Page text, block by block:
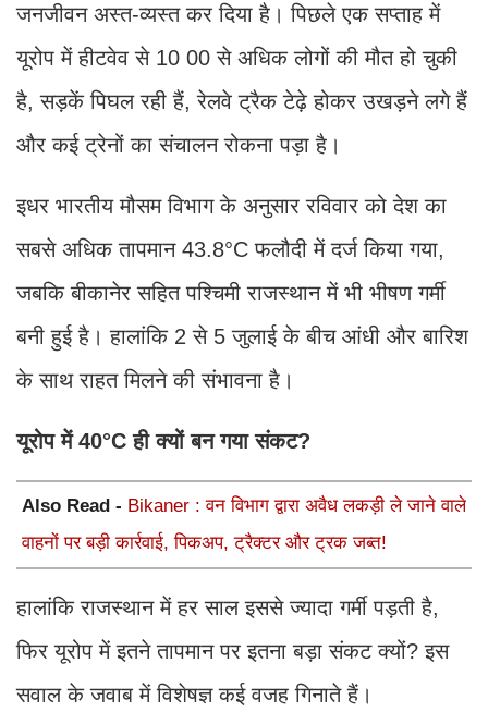
जनजीवन अस्त-व्यस्त कर दिया है। पिछले एक सप्ताह में
यूरोप में हीटवेव से 10 00 से अधिक लोगों की मौत हो चुकी
है, सड़कें पिघल रही हैं, रेलवे ट्रैक टेढ़े होकर उखड़ने लगे हैं
और कई ट्रेनों का संचालन रोकना पड़ा है।
इधर भारतीय मौसम विभाग के अनुसार रविवार को देश का
सबसे अधिक तापमान 43.8°C फलौदी में दर्ज किया गया,
जबकि बीकानेर सहित पश्चिमी राजस्थान में भी भीषण गर्मी
बनी हुई है। हालांकि 2 से 5 जुलाई के बीच आंधी और बारिश
के साथ राहत मिलने की संभावना है।
यूरोप में 40°C ही क्यों बन गया संकट?
Also Read - Bikaner : वन विभाग द्वारा अवैध लकड़ी ले जाने वाले
वाहनों पर बड़ी कार्रवाई, पिकअप, ट्रैक्टर और ट्रक जब्त!
हालांकि राजस्थान में हर साल इससे ज्यादा गर्मी पड़ती है,
फिर यूरोप में इतने तापमान पर इतना बड़ा संकट क्यों? इस
सवाल के जवाब में विशेषज्ञ कई वजह गिनाते हैं।